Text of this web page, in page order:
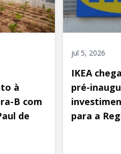
à
B com
de
jul 5, 2026
IKEA
pré-
para a